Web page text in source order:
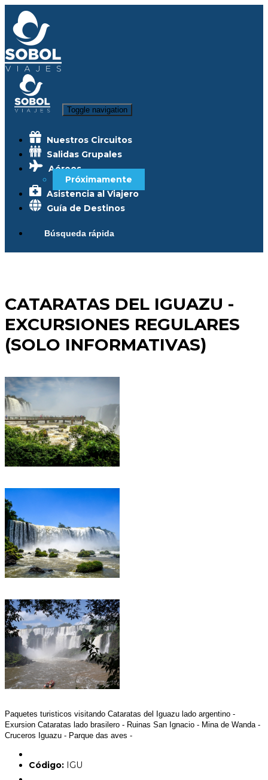
Toggle navigation
Nuestros Circuitos
Salidas Grupales
Aéreos
Próximamente
Asistencia al Viajero
Guía de Destinos
Búsqueda rápida
CATARATAS DEL IGUAZU -
EXCURSIONES REGULARES
(SOLO INFORMATIVAS)
Paquetes turisticos visitando Cataratas del Iguazu lado argentino -
Exursion Cataratas lado brasilero - Ruinas San Ignacio - Mina de Wanda -
Cruceros Iguazu - Parque das aves -
Código: IGU